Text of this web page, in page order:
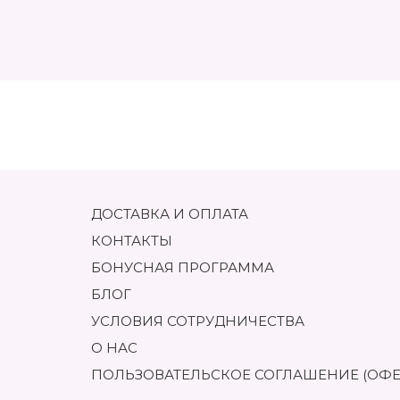
ДОСТАВКА И ОПЛАТА
КОНТАКТЫ
БОНУСНАЯ ПРОГРАММА
БЛОГ
УСЛОВИЯ СОТРУДНИЧЕСТВА
О НАС
ПОЛЬЗОВАТЕЛЬСКОЕ СОГЛАШЕНИЕ